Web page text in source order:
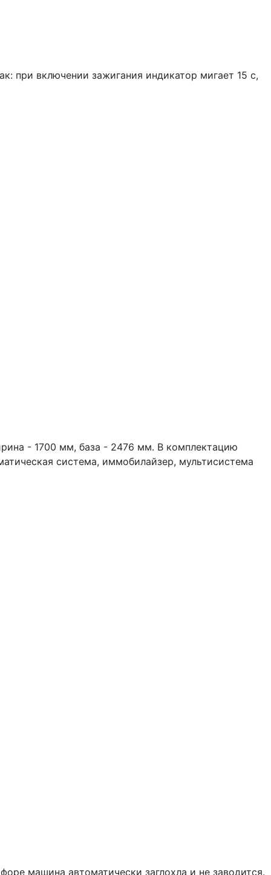
при включении зажигания индикатор мигает 15 с,
- 1700 мм, база - 2476 мм. В комплектацию
система, иммобилайзер, мультисистема
машина автоматически заглохла и не заводится.